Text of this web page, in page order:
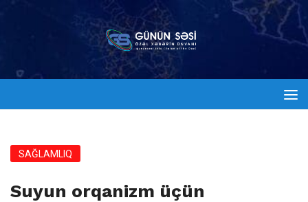
SAĞLAMLIQ
Suyun orqanizm üçün